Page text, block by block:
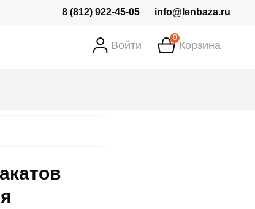
8 (812) 922-45-05 info@lenbaza.ru
Войти Корзина
0